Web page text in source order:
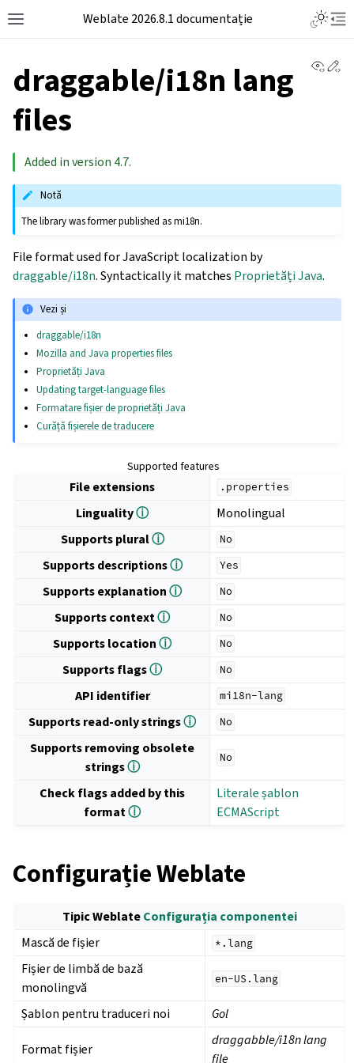
Weblate 2026.8.1 documentație
draggable/i18n lang
files
Added in version 4.7.
Notă
The library was former published as mi18n.
File format used for JavaScript localization by
draggable/i18n. Syntactically it matches Proprietăți Java.
Vezi și
draggable/i18n
Mozilla and Java properties files
Proprietăți Java
Updating target-language files
Formatare fișier de proprietăți Java
Curăță fișierele de traducere
Supported features
File extensions .properties
Lingualityⓘ
Monolingual
Supports pluralⓘ No
Supports descriptionsⓘ Yes
Supports explanationⓘ No
Supports contextⓘ No
Supports locationⓘ No
Supports flagsⓘ No
API identifier mi18n-lang
Supports read-only stringsⓘ No
Supports removing obsolete
stringsⓘ
No
Check flags added by this
formatⓘ
Literale șablon
ECMAScript
Configurație Weblate
Tipic WeblateConfigurația componentei
Mască de fișier
*.lang
Fișier de limbă de bază
monolingvă
en-US.lang
Șablon pentru traduceri noi Gol
Format fișier
draggabble/i18n lang
file